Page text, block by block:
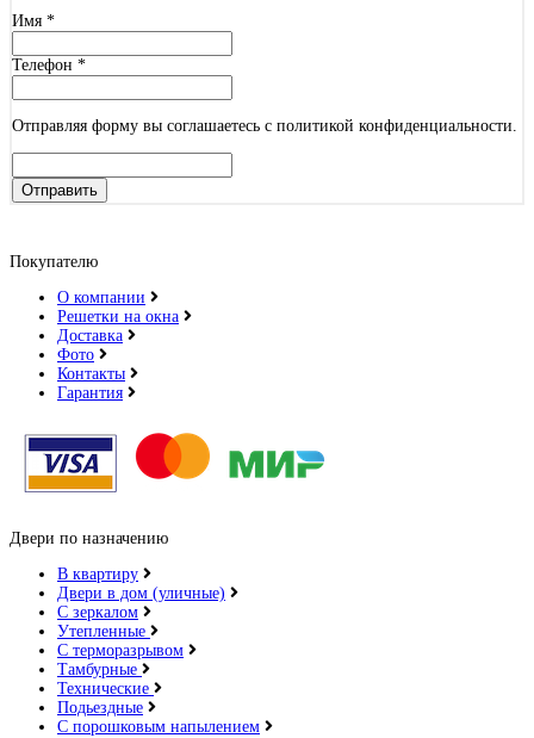
Имя *
Телефон *
Отправляя форму вы соглашаетесь с политикой конфиденциальности.
Отправить
Покупателю
О компании
Решетки на окна
Доставка
Фото
Контакты
Гарантия
Двери по назначению
В квартиру
Двери в дом (уличные)
С зеркалом
Утепленные
С терморазрывом
Тамбурные
Технические
Подьездные
С порошковым напылением